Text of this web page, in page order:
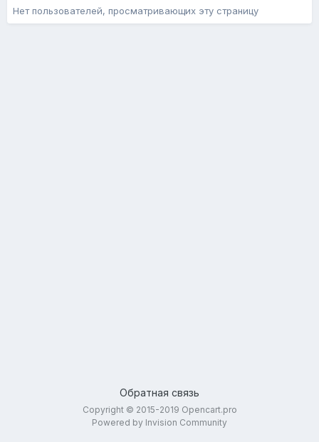
Нет пользователей, просматривающих эту страницу
Обратная связь
Copyright © 2015-2019 Opencart.pro
Powered by Invision Community